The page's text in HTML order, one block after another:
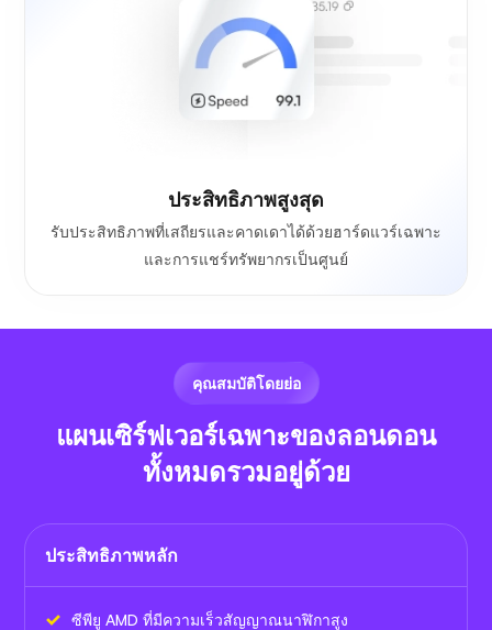
ประสิทธิภาพสูงสุด
รับประสิทธิภาพที่เสถียรและคาดเดาได้ด้วยฮาร์ดแวร์เฉพาะ
และการแชร์ทรัพยากรเป็นศูนย์
คุณสมบัติโดยย่อ
แผนเซิร์ฟเวอร์เฉพาะของลอนดอน
ทั้งหมดรวมอยู่ด้วย
ประสิทธิภาพหลัก
ซีพียู AMD ที่มีความเร็วสัญญาณนาฬิกาสูง